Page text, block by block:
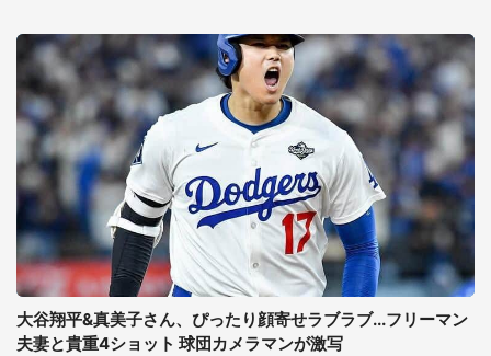
大谷翔平&真美子さん、ぴったり顔寄せラブラブ...フリーマン
夫妻と貴重4ショット 球団カメラマンが激写